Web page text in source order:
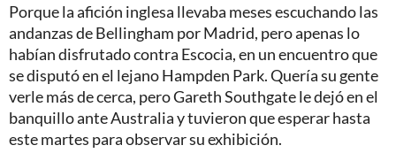
Porque la afición inglesa llevaba meses escuchando las
andanzas de Bellingham por Madrid, pero apenas lo
habían disfrutado contra Escocia, en un encuentro que
se disputó en el lejano Hampden Park. Quería su gente
verle más de cerca, pero Gareth Southgate le dejó en el
banquillo ante Australia y tuvieron que esperar hasta
este martes para observar su exhibición.